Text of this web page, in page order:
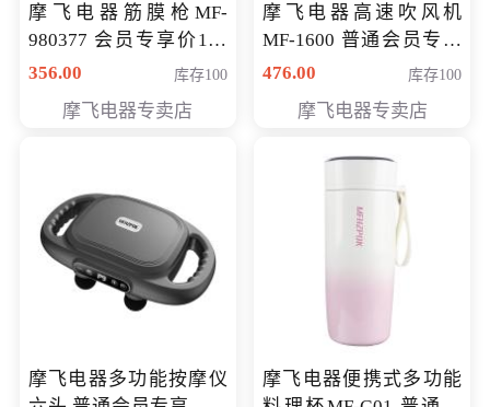
摩飞电器筋膜枪MF-
980377 会员专享价199
元
356.00 库存100
摩飞电器专卖店
摩飞电器高速吹风机
MF-1600 普通会员专享
价298元
476.00 库存100
摩飞电器专卖店
摩飞电器多功能按摩仪
摩飞电器便携式多功能